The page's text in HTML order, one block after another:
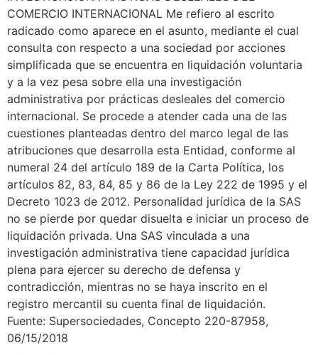
COMERCIO INTERNACIONAL Me refiero al escrito
radicado como aparece en el asunto, mediante el cual
consulta con respecto a una sociedad por acciones
simplificada que se encuentra en liquidación voluntaria
y a la vez pesa sobre ella una investigación
administrativa por prácticas desleales del comercio
internacional. Se procede a atender cada una de las
cuestiones planteadas dentro del marco legal de las
atribuciones que desarrolla esta Entidad, conforme al
numeral 24 del artículo 189 de la Carta Política, los
artículos 82, 83, 84, 85 y 86 de la Ley 222 de 1995 y el
Decreto 1023 de 2012. Personalidad jurídica de la SAS
no se pierde por quedar disuelta e iniciar un proceso de
liquidación privada. Una SAS vinculada a una
investigación administrativa tiene capacidad jurídica
plena para ejercer su derecho de defensa y
contradicción, mientras no se haya inscrito en el
registro mercantil su cuenta final de liquidación.
Fuente: Supersociedades, Concepto 220-87958,
06/15/2018